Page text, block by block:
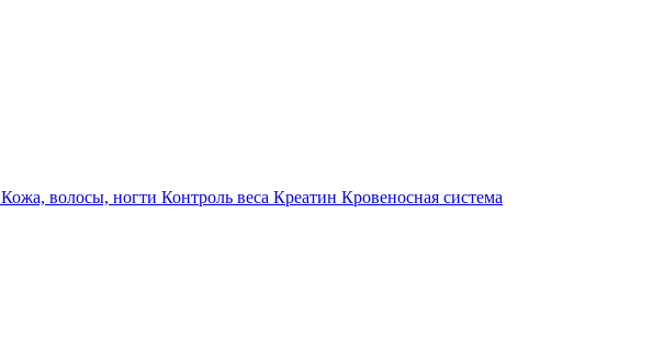
Кожа, волосы, ногти Контроль веса Креатин Кровеносная система